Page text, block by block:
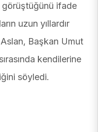
görüştüğünü ifade
uzun yıllardır
Başkan Umut
kendilerine
söyledi.